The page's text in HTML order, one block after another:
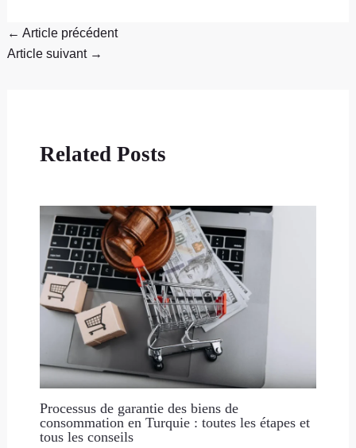
← Article précédent
Article suivant →
Related Posts
Processus de garantie des biens de
consommation en Turquie : toutes les étapes et
tous les conseils